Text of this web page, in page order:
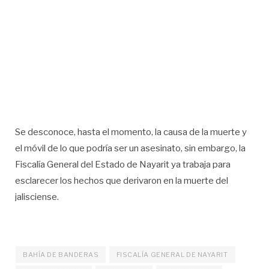
Se desconoce, hasta el momento, la causa de la muerte y
el móvil de lo que podría ser un asesinato, sin embargo, la
Fiscalía General del Estado de Nayarit ya trabaja para
esclarecer los hechos que derivaron en la muerte del
jalisciense.
BAHÍA DE BANDERAS FISCALÍA GENERAL DE NAYARIT